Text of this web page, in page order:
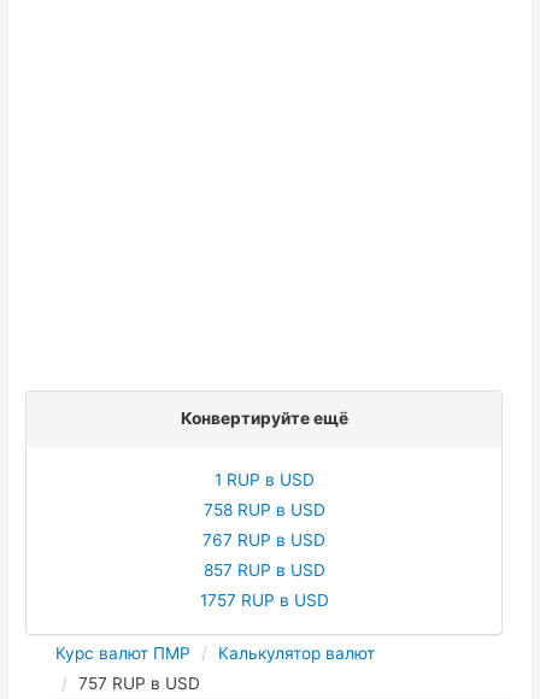
Конвертируйте ещё
1 RUP в USD
758 RUP в USD
767 RUP в USD
857 RUP в USD
1757 RUP в USD
Курс валют ПМР
Калькулятор валют
757 RUP в USD